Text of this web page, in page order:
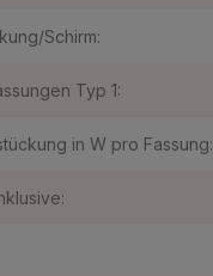
Schirm:
Typ 1:
in W pro Fassung: